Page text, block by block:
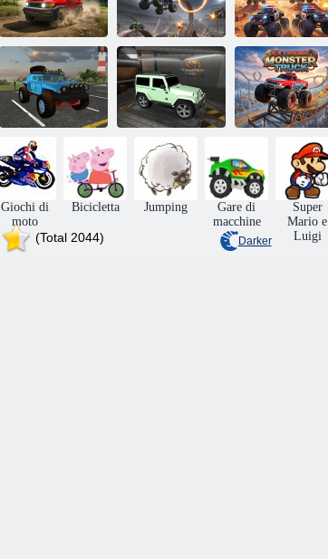
Simulatore di
guida fuoristrada
SUV 4x4 di
lusso USA
Macchine
acrobatiche
Polizia contro
banditi: Monster
Truck
Simulatore di
guida per auto
fuoristrada Jeep
Salita in
montagna 4x4
Monstertruck
estremo
Giochi di
moto
Bicicletta Jumping
Gare di
macchine
Super
Mario e
Luigi
(Total 2044) Darker